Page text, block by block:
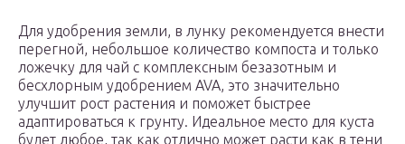
Для удобрения земли, в лунку рекомендуется внести
перегной, небольшое количество компоста и только
ложечку для чай с комплексным безазотным и
бесхлорным удобрением AVA, это значительно
улучшит рост растения и поможет быстрее
адаптироваться к грунту. Идеальное место для куста
будет любое, так как отлично может расти как в тени